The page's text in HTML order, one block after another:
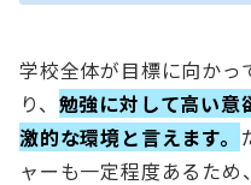
学校全体が目標に向かっ
り、 勉強に対して高い意
激的な環境と言えます。
ャーも一定程度あるた